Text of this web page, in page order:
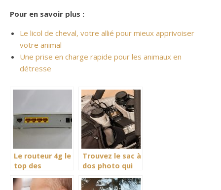
Pour en savoir plus :
Le licol de cheval, votre allié pour mieux apprivoiser
votre animal
Une prise en charge rapide pour les animaux en
détresse
Le routeur 4g le
top des
Trouvez le sac à
dos photo qui